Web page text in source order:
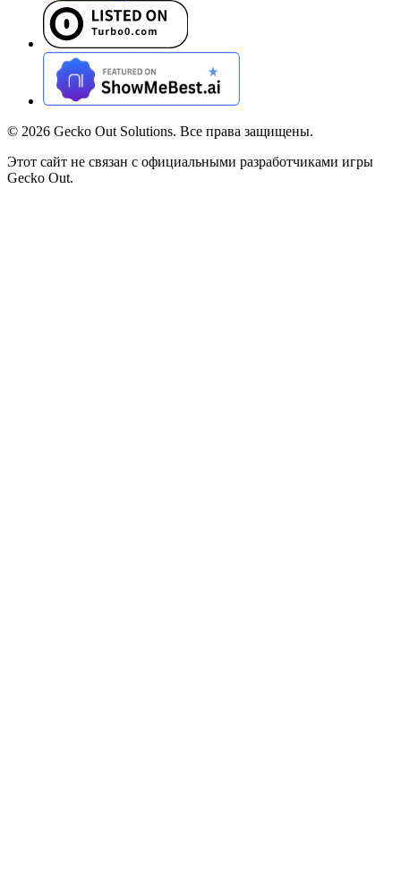
© 2026 Gecko Out Solutions. Все права защищены.
Этот сайт не связан с официальными разработчиками игры
Gecko Out.